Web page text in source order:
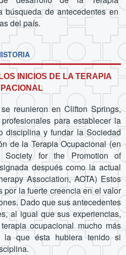
búsqueda de antecedentes en
del país.
INICIOS DE LA TERAPIA
reunieron en Clifton Springs,
para establecer la
disciplina y fundar la Sociedad
de la Terapia Ocupacional (en
Society for the Promotion of
después como la actual
Association, AOTA) Estos
por la fuerte creencia en el valor
Dado que sus antecedentes
al igual que sus experiencias,
ocupacional mucho más
que ésta hubiera tenido si